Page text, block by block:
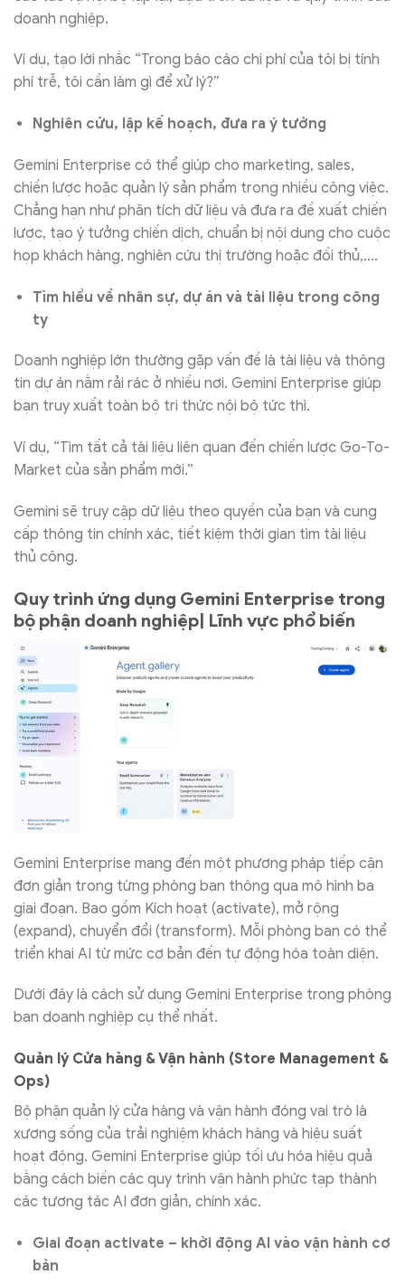
doanh nghiệp.
Ví dụ, tạo lời nhắc “Trong báo cáo chi phí của tôi bị tính
phí trễ, tôi cần làm gì để xử lý?”
Nghiên cứu, lập kế hoạch, đưa ra ý tưởng
Gemini Enterprise có thể giúp cho marketing, sales,
chiến lược hoặc quản lý sản phẩm trong nhiều công việc.
Chẳng hạn như phân tích dữ liệu và đưa ra đề xuất chiến
lược, tạo ý tưởng chiến dịch, chuẩn bị nội dung cho cuộc
họp khách hàng, nghiên cứu thị trường hoặc đối thủ,….
Tìm hiểu về nhân sự, dự án và tài liệu trong công
ty
Doanh nghiệp lớn thường gặp vấn đề là tài liệu và thông
tin dự án nằm rải rác ở nhiều nơi. Gemini Enterprise giúp
bạn truy xuất toàn bộ tri thức nội bộ tức thì.
Ví dụ, “Tìm tất cả tài liệu liên quan đến chiến lược Go-To-
Market của sản phẩm mới.”
Gemini sẽ truy cập dữ liệu theo quyền của bạn và cung
cấp thông tin chính xác, tiết kiệm thời gian tìm tài liệu
thủ công.
Quy trình ứng dụng Gemini Enterprise trong
bộ phận doanh nghiệp| Lĩnh vực phổ biến
Gemini Enterprise mang đến một phương pháp tiếp cận
đơn giản trong từng phòng ban thông qua mô hình ba
giai đoạn. Bao gồm Kích hoạt (activate), mở rộng
(expand), chuyển đổi (transform). Mỗi phòng ban có thể
triển khai AI từ mức cơ bản đến tự động hóa toàn diện.
Dưới đây là cách sử dụng Gemini Enterprise trong phòng
ban doanh nghiệp cụ thể nhất.
Quản lý Cửa hàng & Vận hành (Store Management &
Ops)
Bộ phận quản lý cửa hàng và vận hành đóng vai trò là
xương sống của trải nghiệm khách hàng và hiệu suất
hoạt động. Gemini Enterprise giúp tối ưu hóa hiệu quả
bằng cách biến các quy trình vận hành phức tạp thành
các tương tác AI đơn giản, chính xác.
Giai đoạn activate – khởi động AI vào vận hành cơ
bản